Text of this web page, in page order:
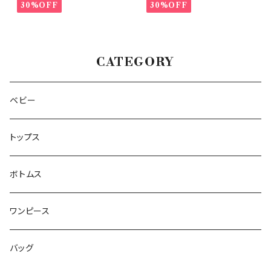
30%OFF 30%OFF
CATEGORY
ベビー
トップス
ボトムス
ワンピース
バッグ